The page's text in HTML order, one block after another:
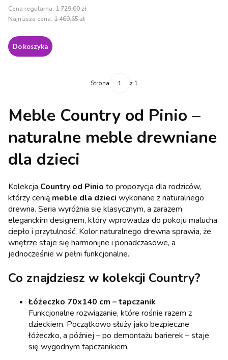
Cena regularna: 1 729,00 zł
Najniższa cena: 1 469,65 zł
Do koszyka
Strona z 1
Meble Country od Pinio –
naturalne meble drewniane
dla dzieci
Kolekcja Country od Pinio to propozycja dla rodziców,
którzy cenią meble dla dzieci wykonane z naturalnego
drewna. Seria wyróżnia się klasycznym, a zarazem
eleganckim designem, który wprowadza do pokoju malucha
ciepło i przytulność. Kolor naturalnego drewna sprawia, że
wnętrze staje się harmonijne i ponadczasowe, a
jednocześnie w pełni funkcjonalne.
Co znajdziesz w kolekcji Country?
Łóżeczko 70x140 cm – tapczanik
Funkcjonalne rozwiązanie, które rośnie razem z
dzieckiem. Początkowo służy jako bezpieczne
łóżeczko, a później – po demontażu barierek – staje
się wygodnym tapczanikiem.